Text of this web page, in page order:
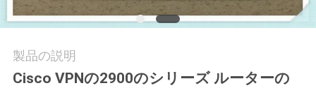
質
管
理
製品の説明
Cisco VPNの2900のシリーズ ルーターの